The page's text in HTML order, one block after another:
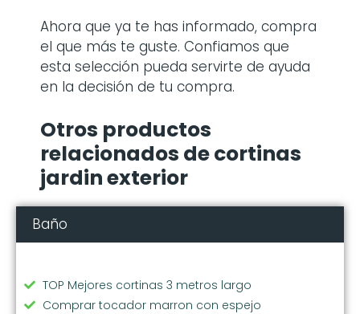
Ahora que ya te has informado, compra
el que más te guste. Confiamos que
esta selección pueda servirte de ayuda
en la decisión de tu compra.
Otros productos
relacionados de cortinas
jardin exterior
Baño
TOP Mejores cortinas 3 metros largo
Comprar tocador marron con espejo